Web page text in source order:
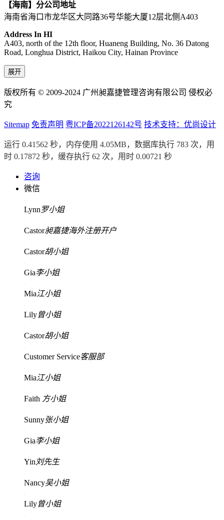
【海南】分公司地址
海南省海口市龙华区大同路36号华能大厦12层北侧A403
Address In HI
A403, north of the 12th floor, Huaneng Building, No. 36 Datong
Road, Longhua District, Haikou City, Hainan Province
展开
版权所有 © 2009-2024 广州昶嘉捷管理咨询有限公司 侵权必
究
Sitemap 免责声明 粤ICP备2022126142号 技术支持：优尚设计
运行 0.41562 秒，内存使用 4.05MB，数据库执行 783 次，用
时 0.17872 秒，缓存执行 62 次，用时 0.00721 秒
咨询
微信
Lynn罗小姐
Castor昶嘉捷海外注册开户
Castor胡小姐
Gia李小姐
Mia江小姐
Lily曾小姐
Castor胡小姐
Customer Service客服部
Mia江小姐
Faith 方小姐
Sunny张小姐
Gia李小姐
Yin 刘先生
Nancy吴小姐
Lily曾小姐